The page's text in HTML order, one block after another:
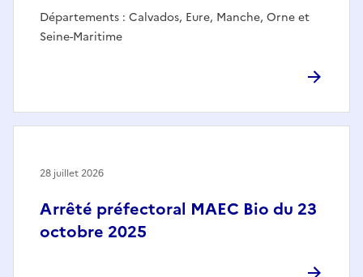
Départements : Calvados, Eure, Manche, Orne et
Seine-Maritime
Arrêté préfectoral MAEC Bio du 23
octobre 2025
28 juillet 2026